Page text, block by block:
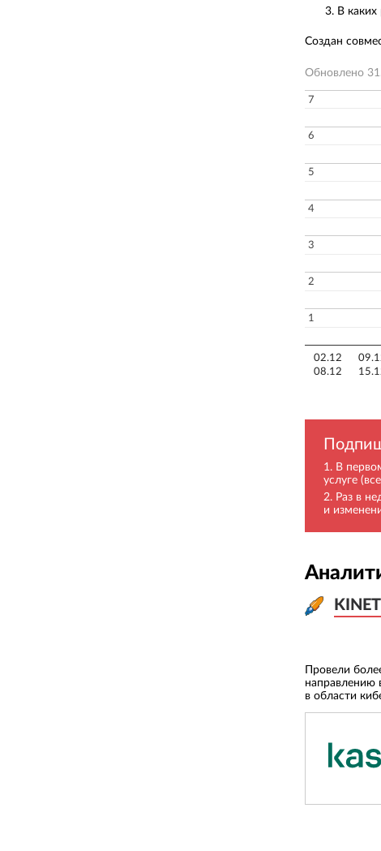
В каких
Создан
Обновлено
02.12
08.12
1
2
3
4
5
6
7
В
услуге
Раз в
и
Провели
направлению
в области